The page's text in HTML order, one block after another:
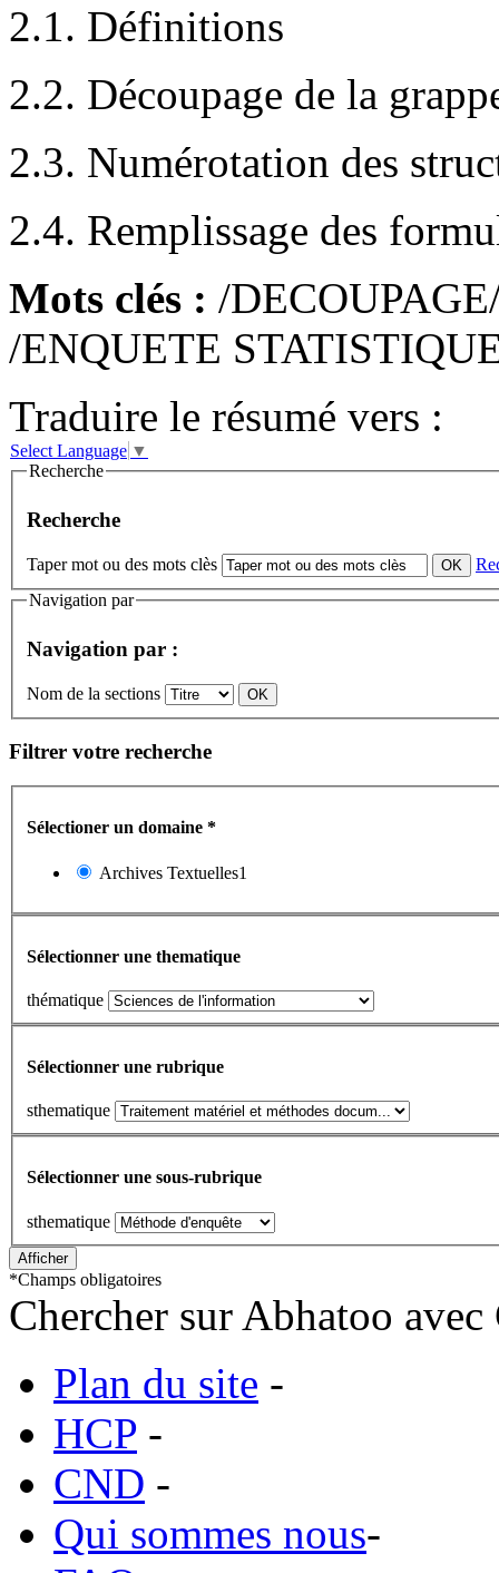
2.1. Définitions
2.2. Découpage de la
2.3. Numérotation des
2.4. Remplissage des
Mots clés : /
/ENQUETE
Traduire le résumé vers :
Select Language ▼
Recherche
Recherche
Taper mot ou des mots clès
Navigation par
Navigation par :
Nom de la sections
Filtrer votre recherche
Sélectioner un domaine *
Archives Textuelles1
Sélectionner une thematique
thématique
Sélectionner une rubrique
sthematique
Sélectionner une sous-rubrique
sthematique
*Champs obligatoires
Chercher sur Abhatoo
Plan du site -
HCP -
CND -
Qui sommes nous-